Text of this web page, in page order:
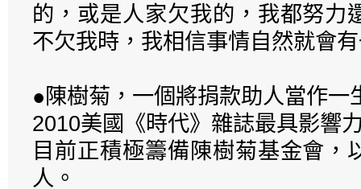
的，或是人家欠我的，我都努力
不欠我時，我相信事情自然就會
●陳樹菊，一個將捐款助人當作一
2010美國《時代》雜誌最具影響
目前正積極籌備陳樹菊基金會，
人。